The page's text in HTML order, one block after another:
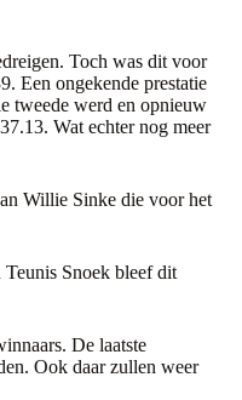
Toch was dit voor
Een ongekende prestatie
tweede werd en opnieuw
Wat echter nog meer
Willie Sinke die voor het
Snoek bleef dit
De laatste
Ook daar zullen weer